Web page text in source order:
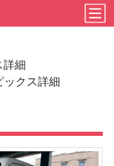
詳細
ックス詳細